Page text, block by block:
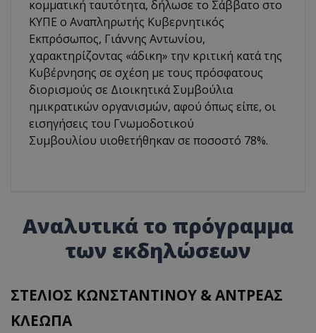
κομματική ταυτότητα, δήλωσε το Σάββατο στο
ΚΥΠΕ ο Αναπληρωτής Κυβερνητικός
Εκπρόσωπος, Γιάννης Αντωνίου,
χαρακτηρίζοντας «άδικη» την κριτική κατά της
Κυβέρνησης σε σχέση με τους πρόσφατους
διορισμούς σε Διοικητικά Συμβούλια
ημικρατικών οργανισμών, αφού όπως είπε, οι
εισηγήσεις του Γνωμοδοτικού
Συμβουλίου υιοθετήθηκαν σε ποσοστό 78%.
Αναλυτικά το πρόγραμμα
των εκδηλώσεων
ΣΤΕΛΙΟΣ ΚΩΝΣΤΑΝΤΙΝΟΥ & ΑΝΤΡΕΑΣ
ΚΛΕΩΠΑ